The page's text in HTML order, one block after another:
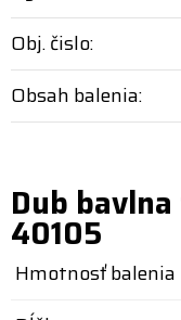
Obj. čislo:
Obsah balenia:
Dub
40105
Hmotnosť balenia